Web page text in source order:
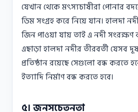
যেখান থেকে মৎস্যচাষীরা পোনার
ডিম সংগ্রহ করে নিয়ে যান। হালদা
জিন পাওয়া যায় তাই এ নদী
এছাড়া হালদা নদীর তীরবর্তী যেসব
প্রতিষ্ঠান রয়েছে সেগুলো বন্ধ করতে
ইত্যাদি নির্মাণ বন্ধ করতে হবে।
৫। জনসচেতনতা